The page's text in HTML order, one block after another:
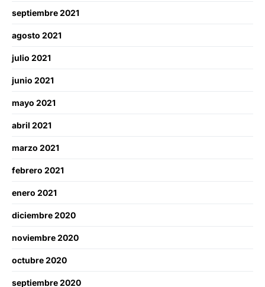
septiembre 2021
agosto 2021
julio 2021
junio 2021
mayo 2021
abril 2021
marzo 2021
febrero 2021
enero 2021
diciembre 2020
noviembre 2020
octubre 2020
septiembre 2020